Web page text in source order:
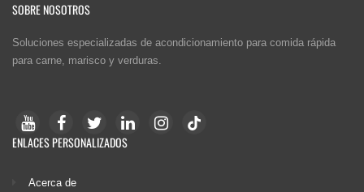
SOBRE NOSOTROS
Soluciones especializadas de acondicionamiento para comida rápida
para carne, marisco y verduras.
ENLACES PERSONALIZADOS
Acerca de